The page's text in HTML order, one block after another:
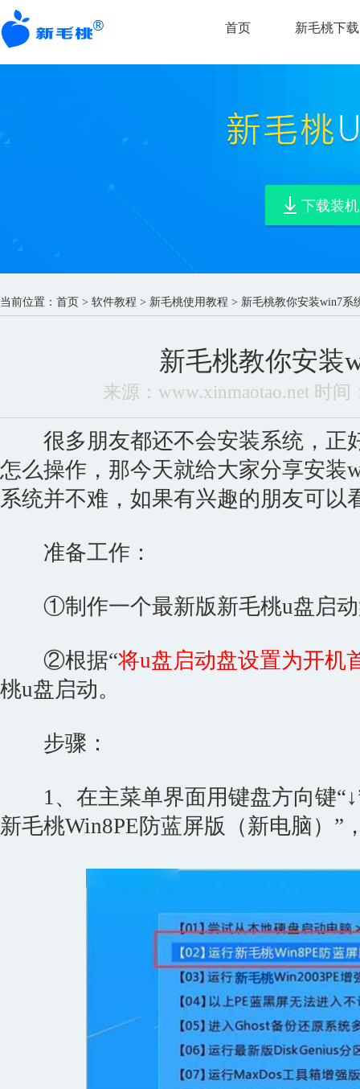
首页 新毛桃下载
下载装
当前位置： 首页 > 软件教程 > 新毛桃使用教程 > 新毛桃教你安装win7系
新毛桃教你安装
来源：www.xinmaotao.net 时间
很多朋友都还不会安装系统，正
怎么操作，那今天就给大家分享安装
系统并不难，如果有兴趣的朋友可以
准备工作：
①制作一个最新版新毛桃u盘启动
②根据“将u盘启动盘设置为开机
桃u盘启动。
步骤：
1、在主菜单界面用键盘方向键
新毛桃Win8PE防蓝屏版（新电脑）”